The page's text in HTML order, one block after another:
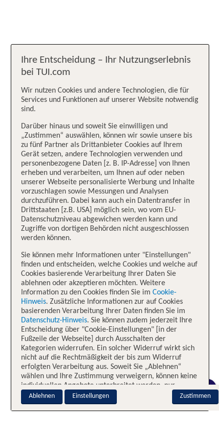
Ihre Entscheidung – Ihr Nutzungserlebnis
bei TUI.com
Wir nutzen Cookies und andere Technologien, die für
Services und Funktionen auf unserer Website notwendig
sind.
Darüber hinaus und soweit Sie einwilligen und
„Zustimmen“ auswählen, können wir sowie unsere bis
zu fünf Partner als Drittanbieter Cookies auf Ihrem
Gerät setzen, andere Technologien verwenden und
personenbezogene Daten [z. B. IP-Adresse] von Ihnen
erheben und verarbeiten, um Ihnen auf oder neben
unserer Webseite personalisierte Werbung und Inhalte
vorzuschlagen sowie Messungen und Analysen
durchzuführen. Dabei kann auch ein Datentransfer in
Drittstaaten [z.B. USA] möglich sein, wo vom EU-
Datenschutzniveau abgewichen werden kann und
Zugriffe von dortigen Behörden nicht ausgeschlossen
werden können.
Sie können mehr Informationen unter "Einstellungen"
finden und entscheiden, welche Cookies und welche auf
Cookies basierende Verarbeitung Ihrer Daten Sie
ablehnen oder akzeptieren möchten. Weitere
Information zu den Cookies finden Sie im Cookie-
Hinweis. Zusätzliche Informationen zur auf Cookies
basierenden Verarbeitung Ihrer Daten finden Sie im
Datenschutz-Hinweis. Sie können zudem jederzeit Ihre
Entscheidung über "Cookie-Einstellungen" [in der
Fußzeile der Webseite] durch Ausschalten der
Kategorien widerrufen. Ein solcher Widerruf wirkt sich
nicht auf die Rechtmäßigkeit der bis zum Widerruf
erfolgten Verarbeitung aus. Soweit Sie „Ablehnen“
wählen und Ihre Zustimmung verweigern, können keine
individuellen Angebote unterbreitet werden, nur
notwendige Cookies sind aktiv.
Impressum
Zustimmen
Ablehnen Einstellungen
CHAT